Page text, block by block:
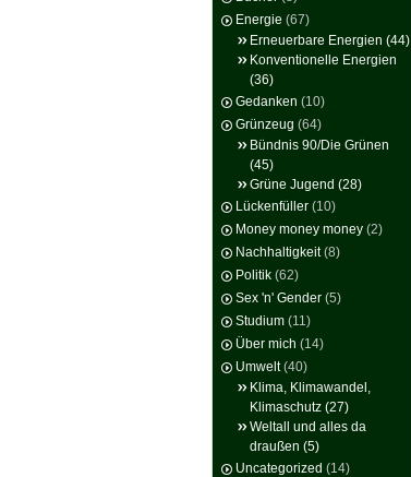
Energie (67)
Erneuerbare Energien (44)
Konventionelle Energien
(36)
Gedanken (10)
Grünzeug (64)
Bündnis 90/Die Grünen
(45)
Grüne Jugend (28)
Lückenfüller (10)
Money money money (2)
Nachhaltigkeit(8)
Politik (62)
Sex 'n' Gender (5)
Studium (11)
Über mich (14)
Umwelt(40)
Klima, Klimawandel,
Klimaschutz (27)
Weltall und alles da
draußen (5)
Uncategorized (14)